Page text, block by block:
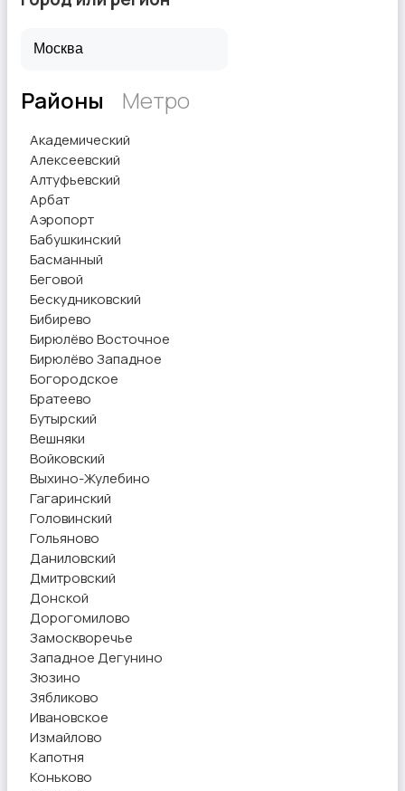
Районы Метро
Академический
Алексеевский
Алтуфьевский
Арбат
Аэропорт
Бабушкинский
Басманный
Беговой
Бескудниковский
Бибирево
Бирюлёво Восточное
Бирюлёво Западное
Богородское
Братеево
Бутырский
Вешняки
Войковский
Выхино-Жулебино
Гагаринский
Головинский
Гольяново
Даниловский
Дмитровский
Донской
Дорогомилово
Замоскворечье
Западное Дегунино
Зюзино
Зябликово
Ивановское
Измайлово
Капотня
Коньково